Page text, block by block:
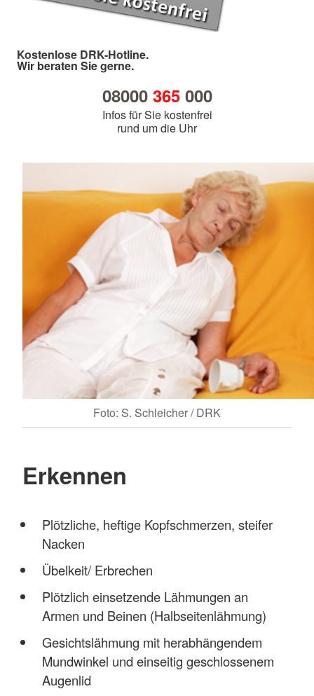
Kostenlose DRK-Hotline.
Wir beraten Sie gerne.
08000 365000
Infos für Sie kostenfrei
rund um die Uhr
Foto: S. Schleicher / DRK
Erkennen
Plötzliche, heftige Kopfschmerzen, steifer
Nacken
Übelkeit/ Erbrechen
Plötzlich einsetzende Lähmungen an
Armen und Beinen (Halbseitenlähmung)
Gesichtslähmung mit herabhängendem
Mundwinkel und einseitig geschlossenem
Augenlid